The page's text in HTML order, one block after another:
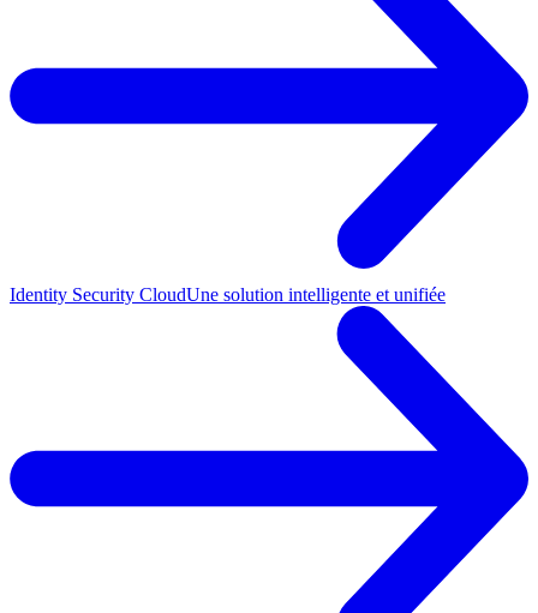
Identity Security CloudUne solution intelligente et unifiée